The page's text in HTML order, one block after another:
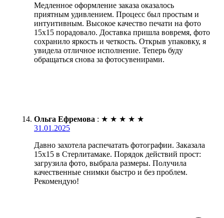
Медленное оформление заказа оказалось
приятным удивлением. Процесс был простым и
интуитивным. Высокое качество печати на фото
15х15 порадовало. Доставка пришла вовремя, фото
сохранило яркость и четкость. Открыв упаковку, я
увидела отличное исполнение. Теперь буду
обращаться снова за фотосувенирами.
Ольга Ефремова : ★ ★ ★ ★ ★
31.01.2025
Давно захотела распечатать фотографии. Заказала
15х15 в Стерлитамаке. Порядок действий прост:
загрузила фото, выбрала размеры. Получила
качественные снимки быстро и без проблем.
Рекомендую!